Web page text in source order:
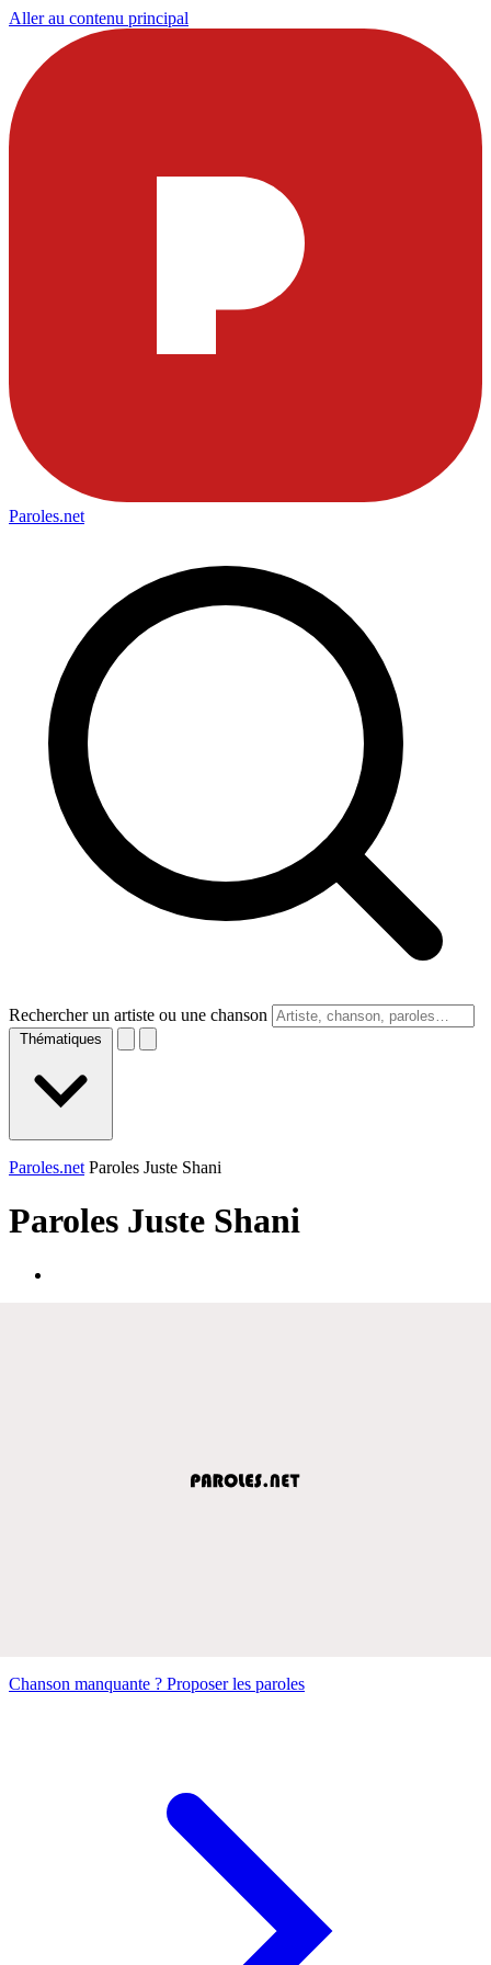
Aller au contenu principal
Paroles.net
Rechercher un artiste ou une chanson
Thématiques
Paroles.net Paroles Juste Shani
Paroles Juste Shani
Chanson manquante ? Proposer les paroles